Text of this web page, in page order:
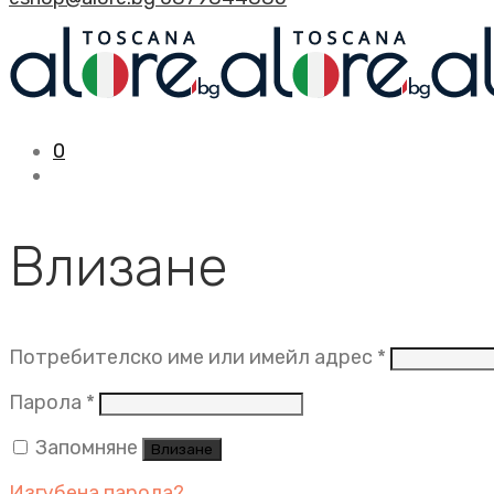
0
Влизане
Потребителско име или имейл адрес *
Парола * Задължително
Запомняне
Влизане